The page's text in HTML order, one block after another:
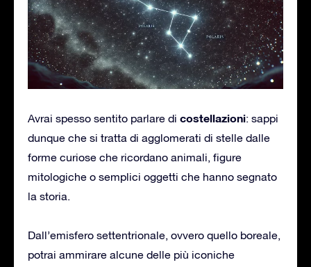
Avrai spesso sentito parlare di costellazioni: sappi
dunque che si tratta di agglomerati di stelle dalle
forme curiose che ricordano animali, figure
mitologiche o semplici oggetti che hanno segnato
la storia.
Dall’emisfero settentrionale, ovvero quello boreale,
potrai ammirare alcune delle più iconiche